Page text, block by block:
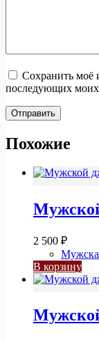
Сохранить моё
последующих
Отправить
Похожие
2 500 ₽
В корзину